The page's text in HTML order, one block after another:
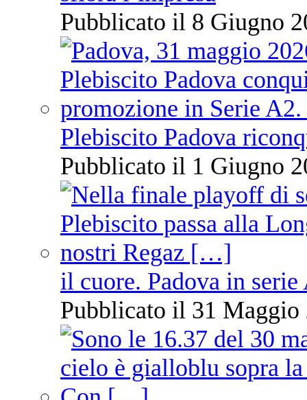
Pubblicato il 8 Giugno
Plebiscito Padova
Pubblicato il 1 Giugno
il cuore. Padova in serie
Pubblicato il 31 Maggio